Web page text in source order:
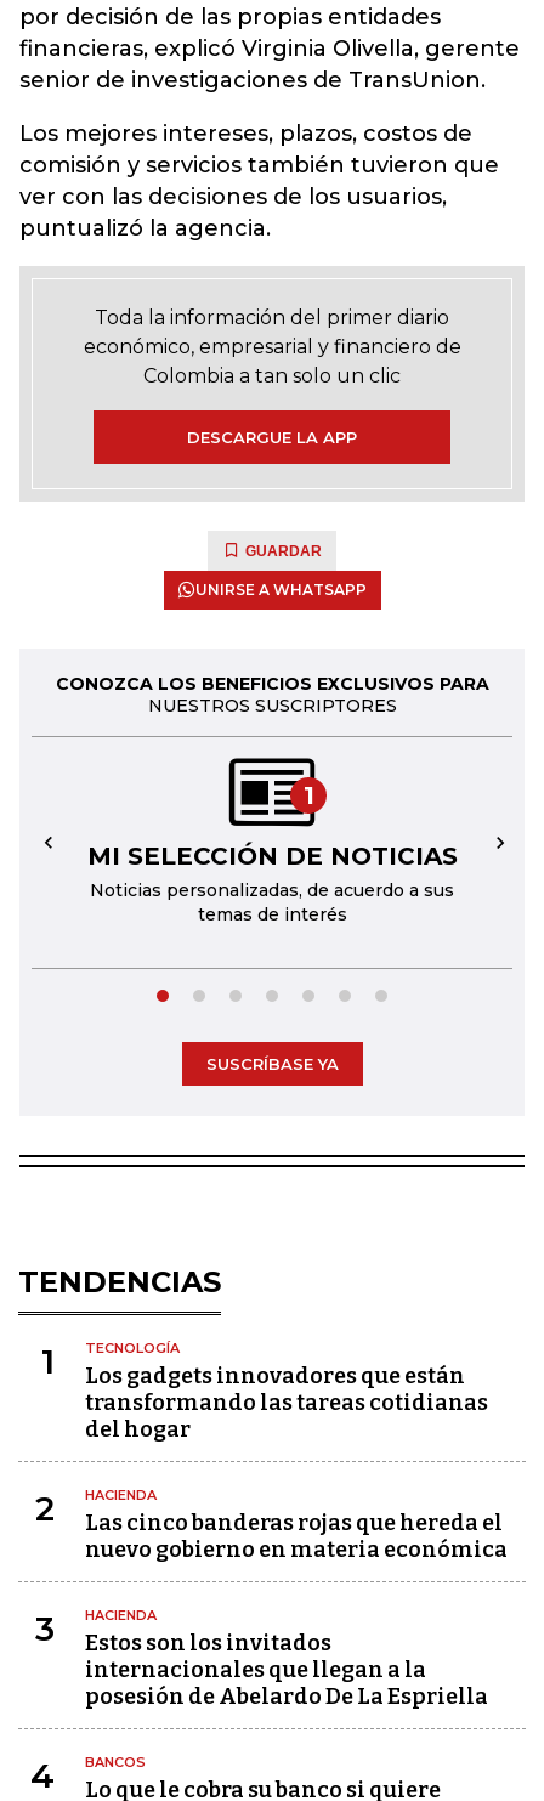
por decisión de las propias entidades
financieras, explicó Virginia Olivella, gerente
senior de investigaciones de TransUnion.
Los mejores intereses, plazos, costos de
comisión y servicios también tuvieron que
ver con las decisiones de los usuarios,
puntualizó la agencia.
Toda la información del primer diario
económico, empresarial y financiero de
Colombia a tan solo un clic
DESCARGUE LA APP
GUARDAR
UNIRSE A WHATSAPP
CONOZCA LOS BENEFICIOS EXCLUSIVOS PARA
NUESTROS SUSCRIPTORES
1
MI SELECCIÓN DE NOTICIAS
Noticias personalizadas, de acuerdo a sus
temas de interés
← →
SUSCRÍBASE YA
TENDENCIAS
1 TECNOLOGÍA
Los gadgets innovadores que están
transformando las tareas cotidianas
del hogar
2 HACIENDA
Las cinco banderas rojas que hereda el
nuevo gobierno en materia económica
3 HACIENDA
Estos son los invitados
internacionales que llegan a la
posesión de Abelardo De La Espriella
4 BANCOS
Lo que le cobra su banco si quiere